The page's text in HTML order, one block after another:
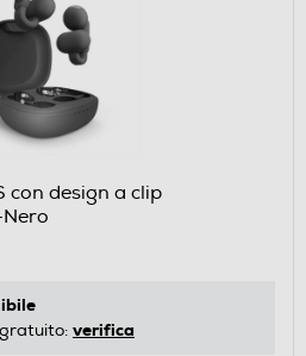
con design a clip
Nero
verifica